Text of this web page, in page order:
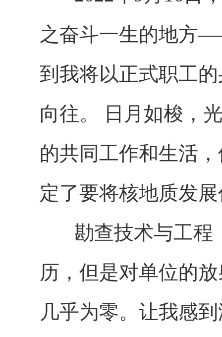
之奋斗一生的地方
到我将以正式职工
向往。 日月如梭，
的共同工作和生活
定了要将核地质发
勘查技术与工程
历，但是对单位的
几乎为零。让我感